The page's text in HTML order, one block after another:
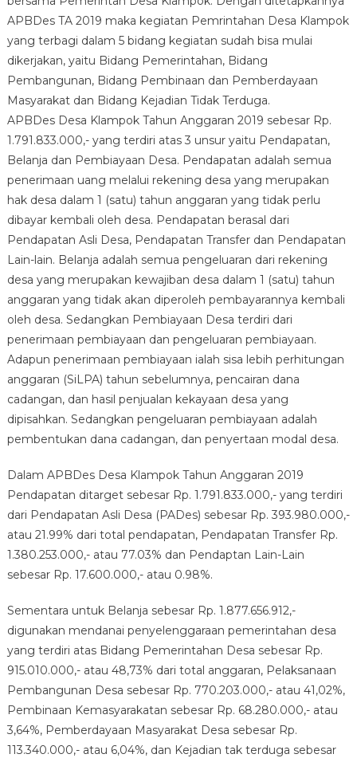
TA
2019
APBDes TA 2019 maka kegiatan Pemrintahan Desa Klampok
yang terbagi dalam 5 bidang kegiatan sudah bisa mulai
dikerjakan, yaitu Bidang Pemerintahan, Bidang
Pembangunan, Bidang Pembinaan dan Pemberdayaan
Masyarakat dan Bidang Kejadian Tidak Terduga.
APBDes Desa Klampok Tahun Anggaran 2019 sebesar Rp.
1.791.833.000,- yang terdiri atas 3 unsur yaitu Pendapatan,
Belanja dan Pembiayaan Desa. Pendapatan adalah semua
penerimaan uang melalui rekening desa yang merupakan
hak desa dalam 1 (satu) tahun anggaran yang tidak perlu
dibayar kembali oleh desa. Pendapatan berasal dari
Pendapatan Asli Desa, Pendapatan Transfer dan Pendapatan
Lain-lain. Belanja adalah semua pengeluaran dari rekening
desa yang merupakan kewajiban desa dalam 1 (satu) tahun
anggaran yang tidak akan diperoleh pembayarannya kembali
oleh desa. Sedangkan Pembiayaan Desa terdiri dari
penerimaan pembiayaan dan pengeluaran pembiayaan.
Adapun penerimaan pembiayaan ialah sisa lebih perhitungan
anggaran (SiLPA) tahun sebelumnya, pencairan dana
cadangan, dan hasil penjualan kekayaan desa yang
dipisahkan. Sedangkan pengeluaran pembiayaan adalah
pembentukan dana cadangan, dan penyertaan modal desa.
Dalam APBDes Desa Klampok Tahun Anggaran 2019
Pendapatan ditarget sebesar Rp. 1.791.833.000,- yang terdiri
dari Pendapatan Asli Desa (PADes) sebesar Rp. 393.980.000,-
atau 21.99% dari total pendapatan, Pendapatan Transfer Rp.
1.380.253.000,- atau 77.03% dan Pendaptan Lain-Lain
sebesar Rp. 17.600.000,- atau 0.98%.
Sementara untuk Belanja sebesar Rp. 1.877.656.912,-
digunakan mendanai penyelenggaraan pemerintahan desa
yang terdiri atas Bidang Pemerintahan Desa sebesar Rp.
915.010.000,- atau 48,73% dari total anggaran, Pelaksanaan
Pembangunan Desa sebesar Rp. 770.203.000,- atau 41,02%,
Pembinaan Kemasyarakatan sebesar Rp. 68.280.000,- atau
3,64%, Pemberdayaan Masyarakat Desa sebesar Rp.
113.340.000,- atau 6,04%, dan Kejadian tak terduga sebesar